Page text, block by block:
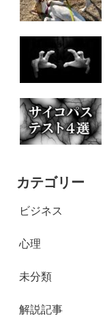
カテゴリー
ビジネス
心理
未分類
解説記事